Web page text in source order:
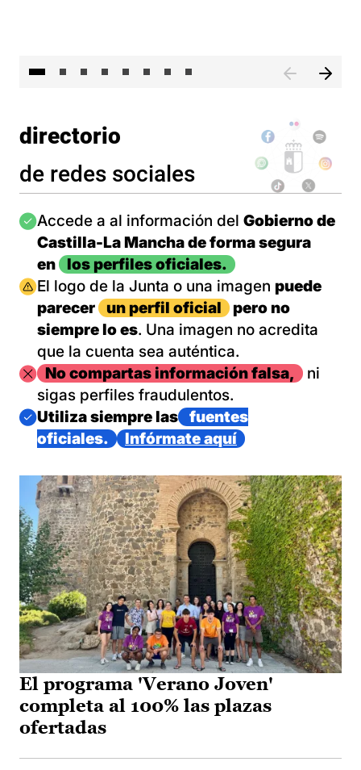
directorio
de redes sociales
Imagen
Accede a al información del Gobierno de
Castilla-La Mancha de forma segura
en
los perfiles oficiales.
Imagen
El logo de la Junta o una imagen puede
parecer
un perfil oficial
pero no
siempre lo es. Una imagen no acredita
que la cuenta sea auténtica.
ImagenNo compartas información falsa,
ni
sigas perfiles fraudulentos.
Imagen
Utiliza siempre las
fuentes
oficiales.
Infórmate aquí
El programa 'Verano Joven'
completa al 100% las plazas
ofertadas